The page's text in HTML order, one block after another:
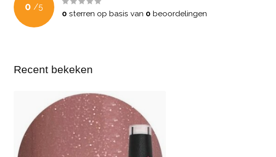
0 /5
0 sterren op basis van 0 beoordelingen
Recent bekeken